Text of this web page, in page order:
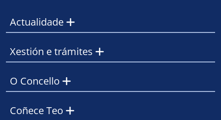
Actualidade
Xestión e trámites
O Concello
Coñece Teo